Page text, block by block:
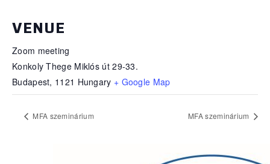
VENUE
Zoom meeting
Konkoly Thege Miklós út 29-33.
Budapest, 1121 Hungary + Google Map
MFA szeminárium MFA szeminárium